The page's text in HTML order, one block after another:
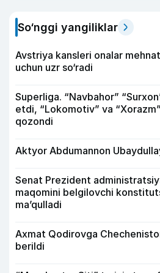
So‘nggi yangiliklar
Avstriya kansleri onalar
uchun uzr so‘radi
Superliga. “Navbahor”
etdi, “Lokomotiv” va
qozondi
Aktyor Abdu­mannon
Senat Prezident
maqomini belgilovchi
ma’qulladi
Axmat Qodirovga
berildi